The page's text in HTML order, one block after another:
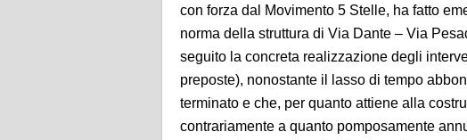
con forza dal Movimento 5 Stelle, ha fatto
norma della struttura di Via Dante – Via
seguito la concreta realizzazione degli
preposte), nonostante il lasso di tempo
terminato e che, per quanto attiene alla
contrariamente a quanto pomposamente